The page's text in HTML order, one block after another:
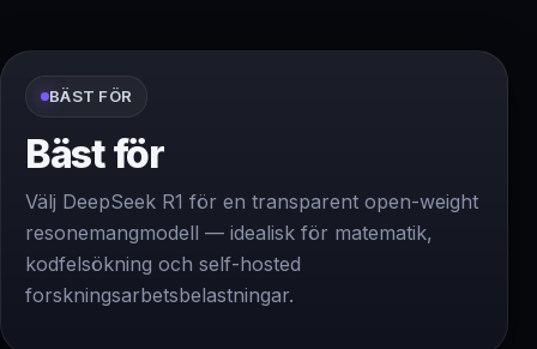
BÄST FÖR
Bäst för
Välj DeepSeek R1 för en transparent open-weight
resonemangmodell — idealisk för matematik,
kodfelsökning och self-hosted
forskningsarbetsbelastningar.